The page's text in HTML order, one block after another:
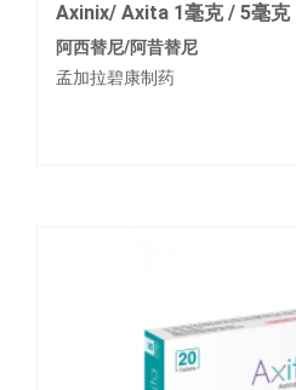
Axinix/ Axita 1毫克 / 5毫克
阿西替尼/阿昔替尼
孟加拉碧康制药